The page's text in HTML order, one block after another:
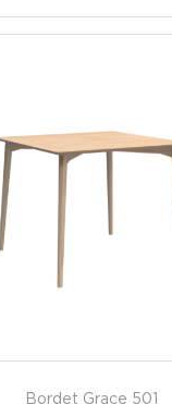
Bordet Grace 501